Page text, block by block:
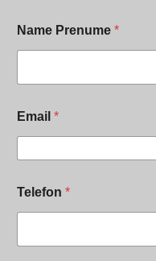
Name Prenume *
s
a
e
Email *
Telefon *